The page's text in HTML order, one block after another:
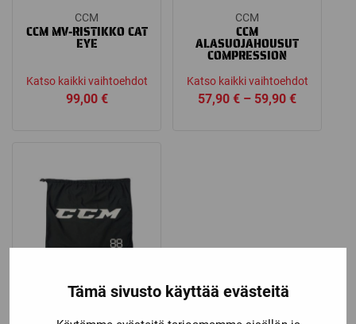
Tämä sivusto käyttää evästeitä
CCM
CCM MV-RISTIKKO CAT
EYE
Katso kaikki vaihtoehdot
99,00 €
CCM
CCM
ALASUOJAHOUSUT
COMPRESSION
Katso kaikki vaihtoehdot
57,90€ – 59,90€Price